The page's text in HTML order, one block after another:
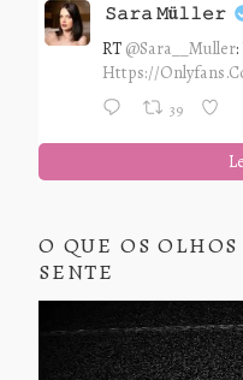
𝚂𝚊𝚛𝚊 𝙼ü𝚕𝚕𝚎𝚛
RT @Sara__Muller
Https://
39
O QUE OS
SENTE
de
vídeo